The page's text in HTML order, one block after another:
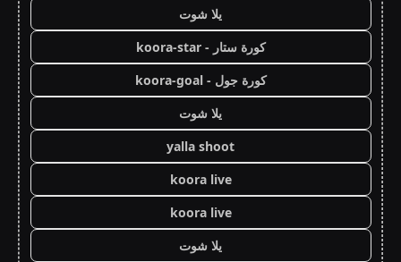
يلا شوت
كورة ستار - koora-star
كورة جول - koora-goal
يلا شوت
yalla shoot
koora live
koora live
يلا شوت